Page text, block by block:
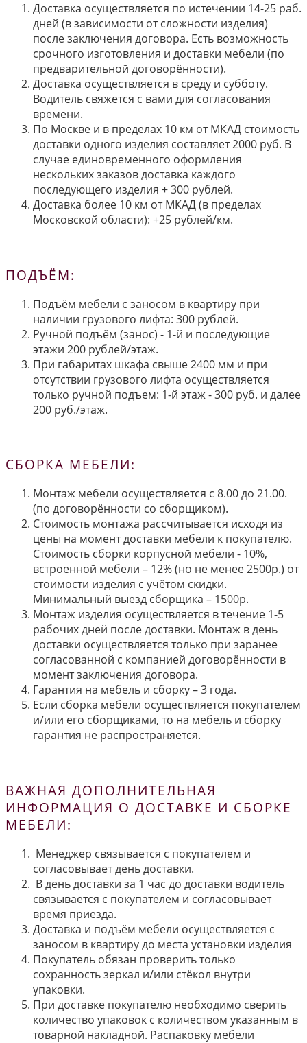
Доставка осуществляется по истечении 14-25 раб.
дней (в зависимости от сложности изделия)
после заключения договора. Есть возможность
срочного изготовления и доставки мебели (по
предварительной договорённости).
Доставка осуществляется в среду и субботу.
Водитель свяжется с вами для согласования
времени.
По Москве и в пределах 10 км от МКАД стоимость
доставки одного изделия составляет 2000 руб. В
случае единовременного оформления
нескольких заказов доставка каждого
последующего изделия + 300 рублей.
Доставка более 10 км от МКАД (в пределах
Московской области): +25 рублей/км.
ПОДЪЁМ:
Подъём мебели с заносом в квартиру при
наличии грузового лифта: 300 рублей.
Ручной подъём (занос) - 1-й и последующие
этажи 200 рублей/этаж.
При габаритах шкафа свыше 2400 мм и при
отсутствии грузового лифта осуществляется
только ручной подъем: 1-й этаж - 300 руб. и далее
200 руб./этаж.
СБОРКА МЕБЕЛИ:
Монтаж мебели осуществляется с 8.00 до 21.00.
(по договорённости со сборщиком).
Стоимость монтажа рассчитывается исходя из
цены на момент доставки мебели к покупателю.
Стоимость сборки корпусной мебели - 10%,
встроенной мебели – 12% (но не менее 2500р.) от
стоимости изделия с учётом скидки.
Минимальный выезд сборщика – 1500р.
Монтаж изделия осуществляется в течение 1-5
рабочих дней после доставки. Монтаж в день
доставки осуществляется только при заранее
согласованной с компанией договорённости в
момент заключения договора.
Гарантия на мебель и сборку – 3 года.
Если сборка мебели осуществляется покупателем
и/или его сборщиками, то на мебель и сборку
гарантия не распространяется.
ВАЖНАЯ ДОПОЛНИТЕЛЬНАЯ
ИНФОРМАЦИЯ О ДОСТАВКЕ И СБОРКЕ
МЕБЕЛИ:
Менеджер связывается с покупателем и
согласовывает день доставки.
В день доставки за 1 час до доставки водитель
связывается с покупателем и согласовывает
время приезда.
Доставка и подъём мебели осуществляется с
заносом в квартиру до места установки изделия
Покупатель обязан проверить только
сохранность зеркал и/или стёкол внутри
упаковки.
При доставке покупателю необходимо сверить
количество упаковок с количеством указанным в
товарной накладной. Распаковку мебели